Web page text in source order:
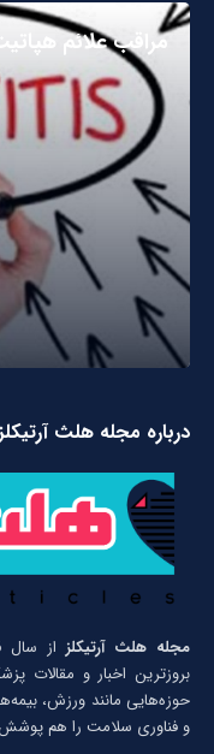
مراقب علائم
درباره مجله هلث
مجله هلث آرتیکلز
بروزترین اخبار و مقالات
حوزه‌هایی مانند ورزش،
و فناوری سلامت را هم